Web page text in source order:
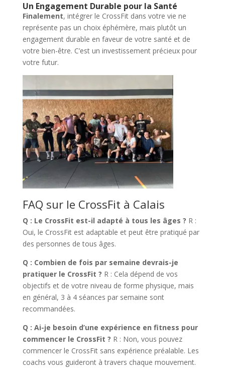
Un Engagement Durable pour la Santé
Finalement, intégrer le CrossFit dans votre vie ne
représente pas un choix éphémère, mais plutôt un
engagement durable en faveur de votre santé et de
votre bien-être. C’est un investissement précieux pour
votre futur.
FAQ sur le CrossFit à Calais
Q : Le CrossFit est-il adapté à tous les âges ? R :
Oui, le CrossFit est adaptable et peut être pratiqué par
des personnes de tous âges.
Q : Combien de fois par semaine devrais-je
pratiquer le CrossFit ? R : Cela dépend de vos
objectifs et de votre niveau de forme physique, mais
en général, 3 à 4 séances par semaine sont
recommandées.
Q : Ai-je besoin d’une expérience en fitness pour
commencer le CrossFit ? R : Non, vous pouvez
commencer le CrossFit sans expérience préalable. Les
coachs vous guideront à travers chaque mouvement.